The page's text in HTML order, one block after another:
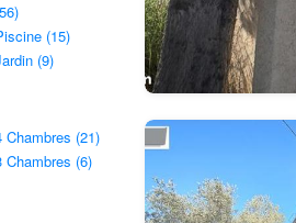
(15)
(9)
(21)
(6)